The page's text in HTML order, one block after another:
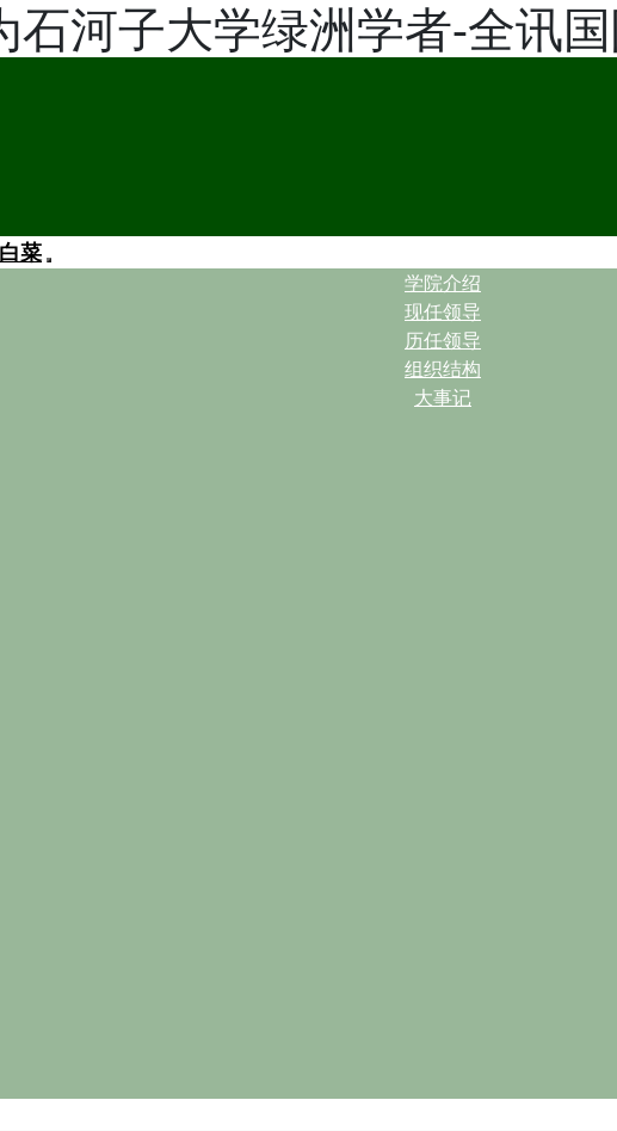
石河子大学绿洲学者-全讯
菜
学院介绍
现任领导
历任领导
组织结构
大事记